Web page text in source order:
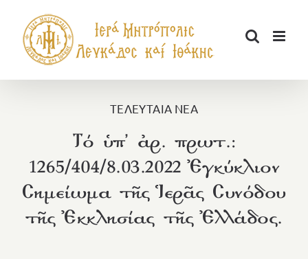
περιεχόμενο
ΤΕΛΕΥΤΑΙΑ ΝΕΑ
Τό ὑπ’ ἀρ. πρωτ.:
1265/404/8.03.2022 Ἐγκύκλιον
Σημείωμα τῆς Ἱερᾶς Συνόδου
τῆς Ἐκκλησίας τῆς Ἐλλάδος.